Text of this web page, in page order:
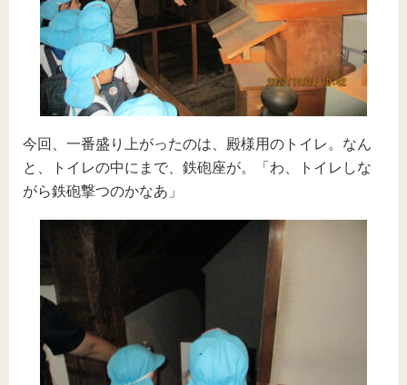
今回、一番盛り上がったのは、殿様用のトイレ。なん
と、トイレの中にまで、鉄砲座が。「わ、トイレしな
がら鉄砲撃つのかなあ」